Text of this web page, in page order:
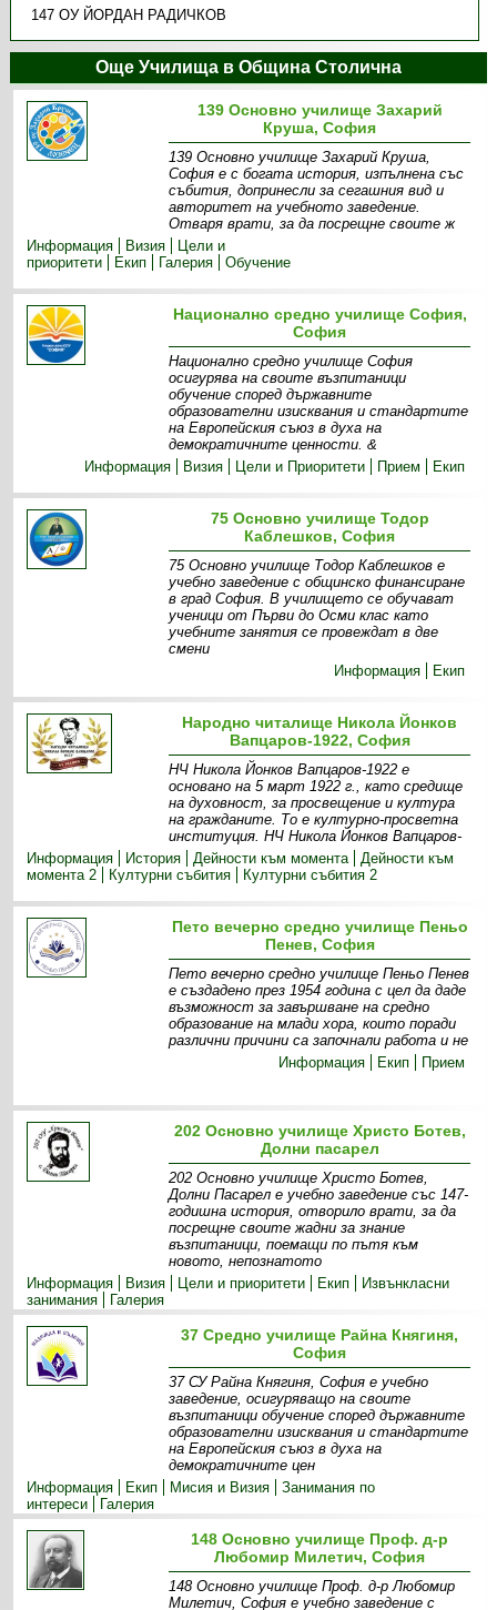
147 ОУ ЙОРДАН РАДИЧКОВ
Още Училища в Община Столична
139 Основно училище Захарий
Круша, София
139 Основно училище Захарий Круша,
София е с богата история, изпълнена със
събития, допринесли за сегашния вид и
авторитет на учебното заведение.
Отваря врати, за да посрещне своите ж
Информация
Визия
Цели и
приоритети
Екип Галерия Обучение
Национално средно училище София,
София
Национално средно училище София
осигурява на своите възпитаници
обучение според държавните
образователни изисквания и стандартите
на Европейския съюз в духа на
демократичните ценности. &
Информация
Визия Цели и Приоритети Прием Екип
75 Основно училище Тодор
Каблешков, София
75 Основно училище Тодор Каблешков е
учебно заведение с общинско финансиране
в град София. В училището се обучават
ученици от Първи до Осми клас като
учебните занятия се провеждат в две
смени
Информация
Екип
Народно читалище Никола Йонков
Вапцаров-1922, София
НЧ Никола Йонков Вапцаров-1922 е
основано на 5 март 1922 г., като средище
на духовност, за просвещение и култура
на гражданите. То е културно-просветна
институция. НЧ Никола Йонков Вапцаров-
Информация
История Дейности към момента
Дейности към
момента 2
Културни събития Културни събития 2
Пето вечерно средно училище Пеньо
Пенев, София
Пето вечерно средно училище Пеньо Пенев
е създадено през 1954 година с цел да даде
възможност за завършване на средно
образование на млади хора, които поради
различни причини са започнали работа и не
Информация
Екип Прием
202 Основно училище Христо Ботев,
Долни пасарел
202 Основно училище Христо Ботев,
Долни Пасарел е учебно заведение със 147-
годишна история, отворило врати, за да
посрещне своите жадни за знание
възпитаници, поемащи по пътя към
новото, непознатото
Информация
Визия Цели и приоритети Екип
Извънкласни
занимания
Галерия
37 Средно училище Райна Княгиня,
София
37 СУ Райна Княгиня, София е учебно
заведение, осигуряващо на своите
възпитаници обучение според държавните
образователни изисквания и стандартите
на Европейския съюз в духа на
демократичните цен
Информация
Екип Мисия и Визия
Занимания по
интереси
Галерия
148 Основно училище Проф. д-р
Любомир Милетич, София
148 Основно училище Проф. д-р Любомир
Милетич, София е учебно заведение с